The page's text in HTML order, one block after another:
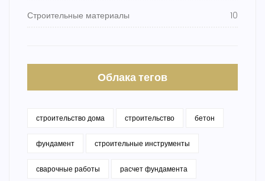
Строительные материалы 10
Облака тегов
строительство дома строительство бетон
фундамент строительные инструменты
сварочные работы расчет фундамента